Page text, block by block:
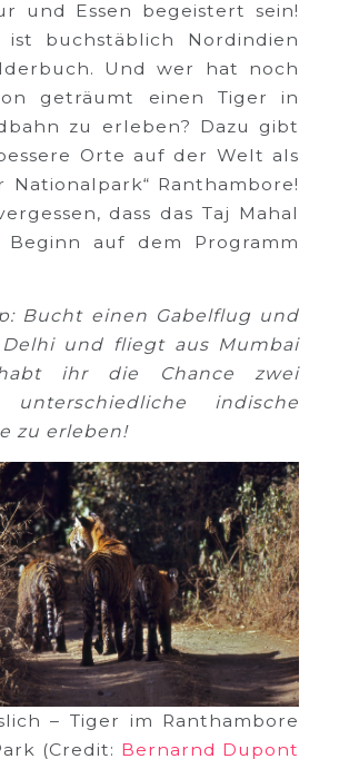
und Essen begeistert sein!
ist buchstäblich Nordindien
Und wer hat noch
geträumt einen Tiger in
zu erleben? Dazu gibt
Orte auf der Welt als
Nationalpark“ Ranthambore!
dass das Taj Mahal
auf dem Programm
Bucht einen Gabelflug und
und fliegt aus Mumbai
ihr die Chance zwei
unterschiedliche indische
zu erleben!
– Tiger im Ranthambore
(Credit: Bernarnd Dupont